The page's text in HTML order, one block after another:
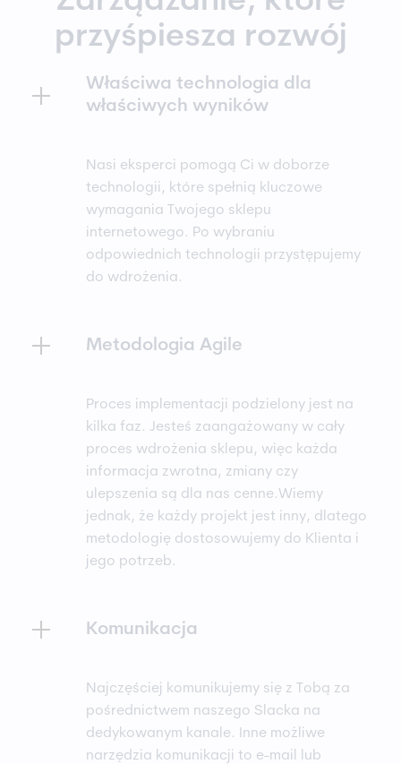
przyśpiesza rozwój
Właściwa technologia dla
właściwych wyników
Nasi eksperci pomogą Ci w doborze
technologii, które spełnią kluczowe
wymagania Twojego sklepu
internetowego. Po wybraniu
odpowiednich technologii przystępujemy
do wdrożenia.
Metodologia Agile
Proces implementacji podzielony jest na
kilka faz. Jesteś zaangażowany w cały
proces wdrożenia sklepu, więc każda
informacja zwrotna, zmiany czy
ulepszenia są dla nas cenne.Wiemy
jednak, że każdy projekt jest inny, dlatego
metodologię dostosowujemy do Klienta i
jego potrzeb.
Komunikacja
Najczęściej komunikujemy się z Tobą za
pośrednictwem naszego Slacka na
dedykowanym kanale. Inne możliwe
narzędzia komunikacji to e-mail lub